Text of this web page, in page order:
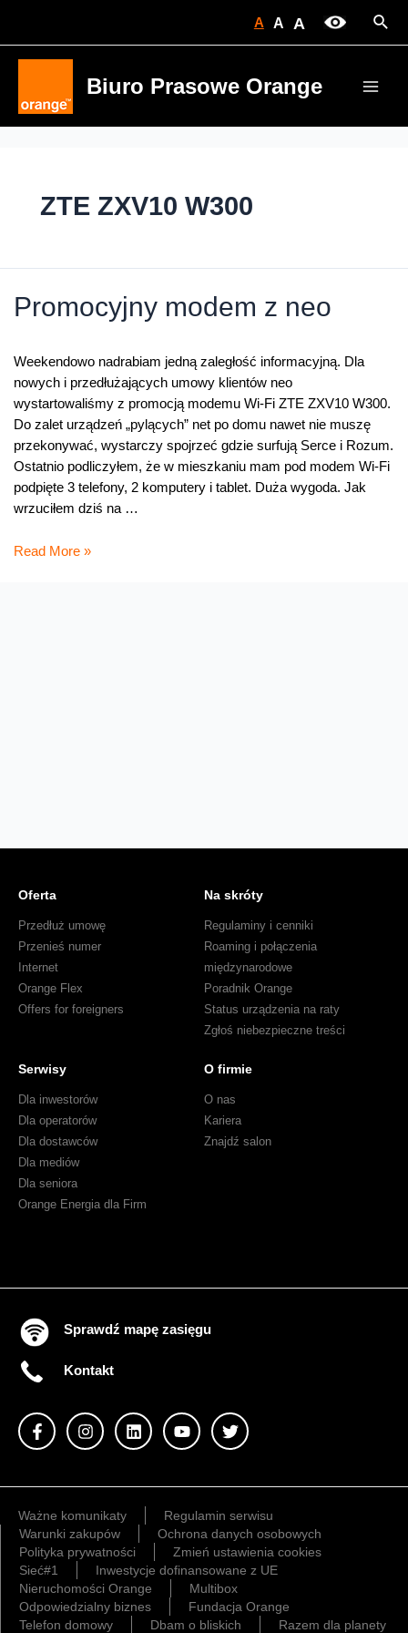
A A A
Biuro Prasowe Orange
ZTE ZXV10 W300
Promocyjny modem z neo
Weekendowo nadrabiam jedną zaległość informacyjną. Dla
nowych i przedłużających umowy klientów neo
wystartowaliśmy z promocją modemu Wi-Fi ZTE ZXV10 W300.
Do zalet urządzeń „pylących” net po domu nawet nie muszę
przekonywać, wystarczy spojrzeć gdzie surfują Serce i Rozum.
Ostatnio podliczyłem, że w mieszkaniu mam pod modem Wi-Fi
podpięte 3 telefony, 2 komputery i tablet. Duża wygoda. Jak
wrzuciłem dziś na …
Promocyjny
Read More »
Oferta
Przedłuż umowę
Przenieś numer
Internet
Orange Flex
Offers for foreigners
Na skróty
Regulaminy i cenniki
Roaming i połączenia
międzynarodowe
Poradnik Orange
Status urządzenia na raty
Zgłoś niebezpieczne treści
Serwisy
Dla inwestorów
Dla operatorów
Dla dostawców
Dla mediów
Dla seniora
Orange Energia dla Firm
O firmie
O nas
Kariera
Znajdź salon
Sprawdź mapę zasięgu
Kontakt
Ważne komunikaty
Regulamin serwisu
Warunki zakupów
Ochrona danych osobowych
Polityka prywatności
Zmień ustawienia cookies
Sieć#1
Inwestycje dofinansowane z UE
Nieruchomości Orange
Multibox
Odpowiedzialny biznes
Fundacja Orange
Telefon domowy
Dbam o bliskich Razem dla planety